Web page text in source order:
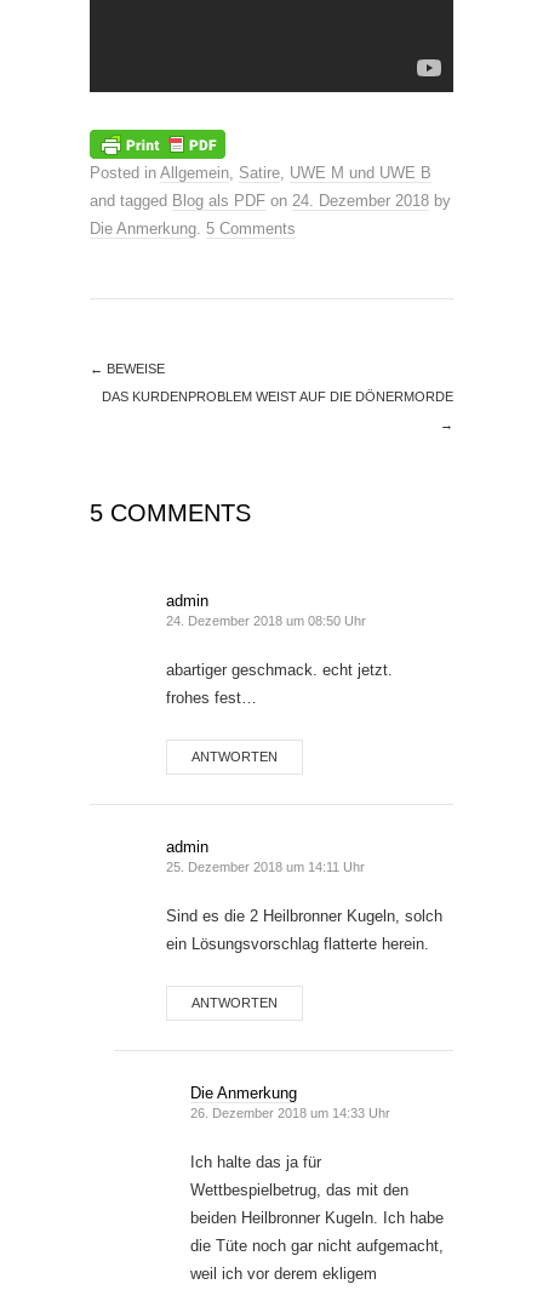
Posted in Allgemein Satire UWE M und UWE B
and tagged Blog als PDF on 24. Dezember 2018 by
Die Anmerkung 5 Comments
← BEWEISE
DAS KURDENPROBLEM WEIST AUF DIE DÖNERMORDE
→
5 COMMENTS
admin
24. Dezember 2018 um 08:50 Uhr
abartiger geschmack. echt jetzt.
frohes fest…
ANTWORTEN
admin
25. Dezember 2018 um 14:11 Uhr
Sind es die 2 Heilbronner Kugeln, solch
ein Lösungsvorschlag flatterte herein.
ANTWORTEN
Die Anmerkung
26. Dezember 2018 um 14:33 Uhr
Ich halte das ja für
Wettbespielbetrug, das mit den
beiden Heilbronner Kugeln. Ich habe
die Tüte noch gar nicht aufgemacht,
weil ich vor derem ekligem